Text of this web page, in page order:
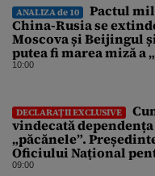
ANALIZA de 10
Pactul
China-Rusia se
Moscova și Beijingul
putea fi marea miză a
10:00
DECLARAȚII EXCLUSIVE
vindecată dependența
„păcănele”.
Oficiului Național
de Noroc propune o
09:00